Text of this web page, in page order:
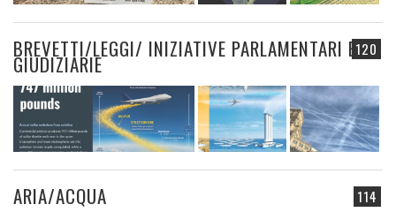
120
BREVETTI/LEGGI/ INIZIATIVE PARLAMENTARI E
GIUDIZIARIE
114
ARIA/ACQUA